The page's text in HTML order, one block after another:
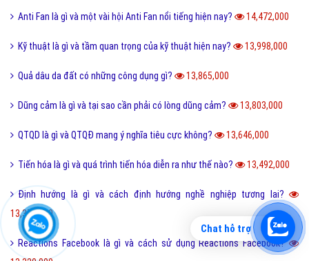
Anti Fan là gì và một vài hội Anti Fan nổi tiếng hiện nay? 14,472,000
Kỹ thuật là gì và tầm quan trọng của kỹ thuật hiện nay? 13,998,000
Quả dâu da đất có những công dụng gì? 13,865,000
Dũng cảm là gì và tại sao cần phải có lòng dũng cảm? 13,803,000
QTQD là gì và QTQĐ mang ý nghĩa tiêu cực không? 13,646,000
Tiến hóa là gì và quá trình tiến hóa diễn ra như thế nào? 13,492,000
Định hướng là gì và cách định hướng nghề nghiệp tương lai?
13,374,000
Reactions Facebook là gì và cách sử dụng Reactions Facebook?
Chat hỗ trợ